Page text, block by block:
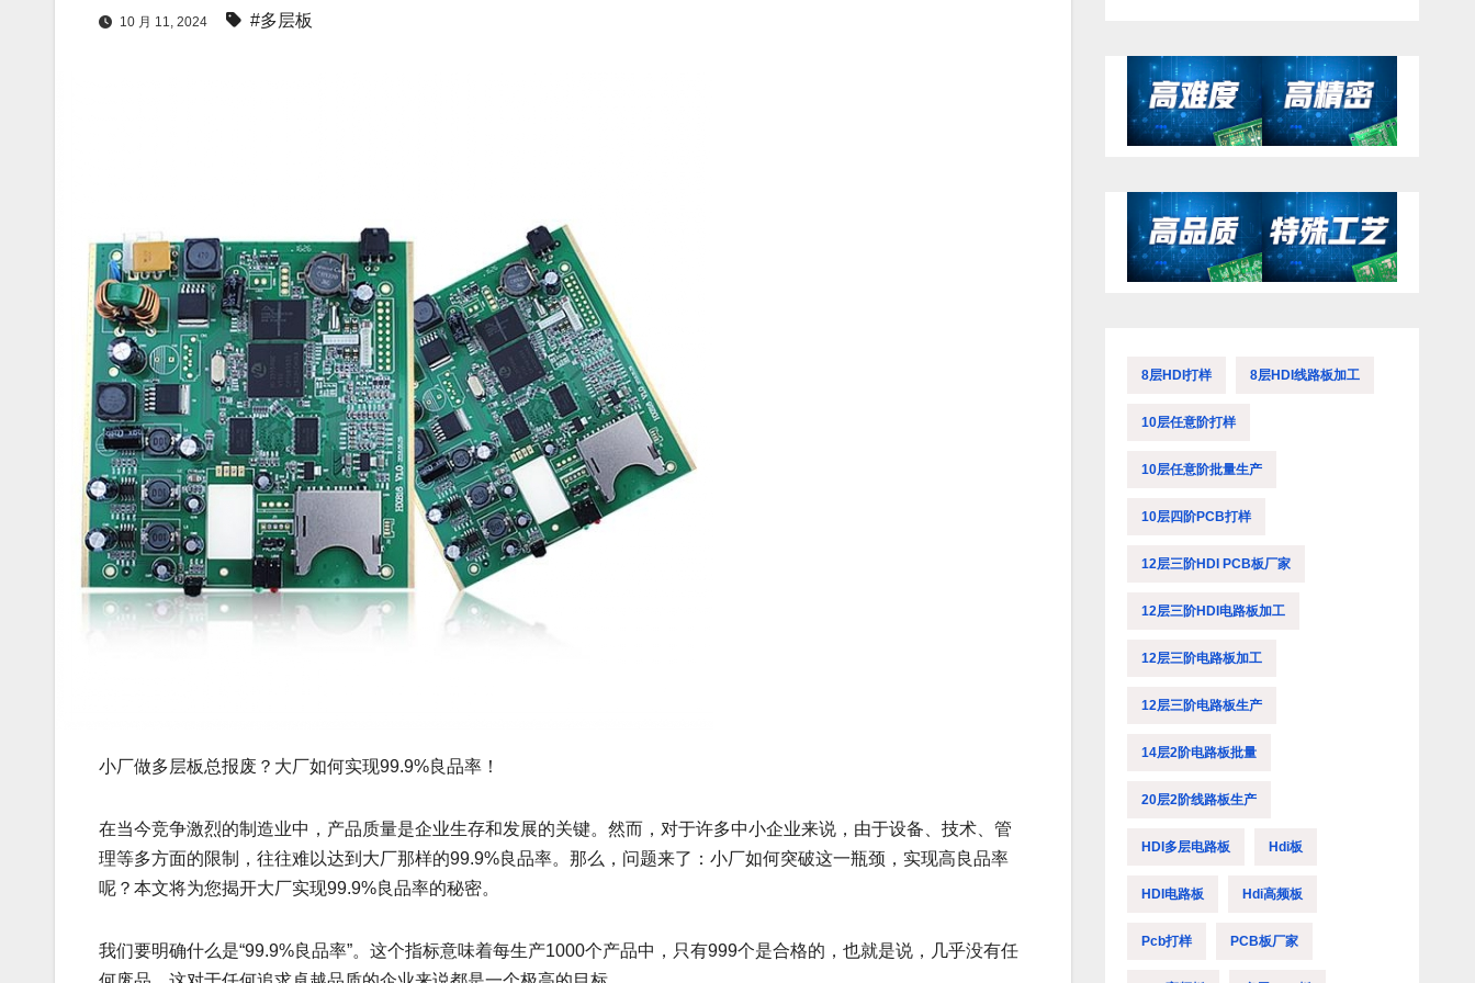
10 月 11, 2024 #多层板
小厂做多层板总报废？大厂如何实现99.9%良品率！
在当今竞争激烈的制造业中，产品质量是企业生存和发展的关键。然而，对于许多中小企业来说，由于设备、技术、管
理等多方面的限制，往往难以达到大厂那样的99.9%良品率。那么，问题来了：小厂如何突破这一瓶颈，实现高良品率
呢？本文将为您揭开大厂实现99.9%良品率的秘密。
我们要明确什么是“99.9%良品率”。这个指标意味着每生产1000个产品中，只有999个是合格的，也就是说，几乎没有任
8层HDI打样 8层HDI线路板加工
10层任意阶打样
10层任意阶批量生产
10层四阶PCB打样
12层三阶HDI PCB板厂家
12层三阶HDI电路板加工
12层三阶电路板加工
12层三阶电路板生产
14层2阶电路板批量
20层2阶线路板生产
HDI多层电路板 Hdi板
HDI电路板 Hdi高频板
Pcb打样 PCB板厂家